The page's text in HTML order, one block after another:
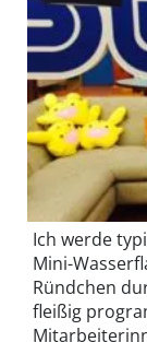
Ich werde
Mini-
Ründchen
fleißig